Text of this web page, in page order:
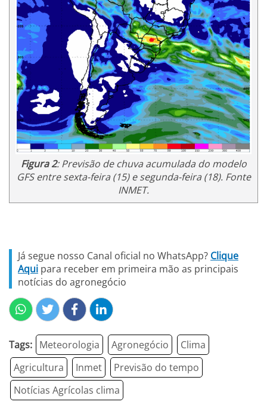
Figura 2: Previsão de chuva acumulada do modelo
GFS entre sexta-feira (15) e segunda-feira (18). Fonte
INMET.
Já segue nosso Canal oficial no WhatsApp? Clique
Aqui para receber em primeira mão as principais
notícias do agronegócio
Tags: Meteorologia Agronegócio
Clima
Agricultura
Inmet
Previsão do tempo
Notícias Agrícolas clima